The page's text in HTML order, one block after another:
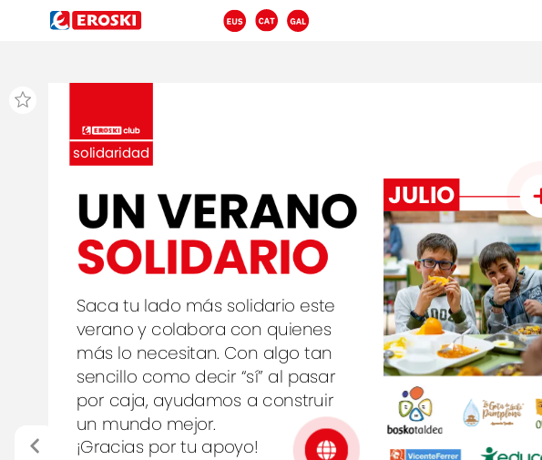
solidaridad
JULIO
Saca tu lado más solidario este
veranoy colabora con quienes
más lo necesitan. Con algo tan
sencillo como decir “sí” al pasar
por caja, ayudamos a construir
un mundo mejor.
¡Gracias por tu apoyo!
UNVERANO
SOLIDARIO